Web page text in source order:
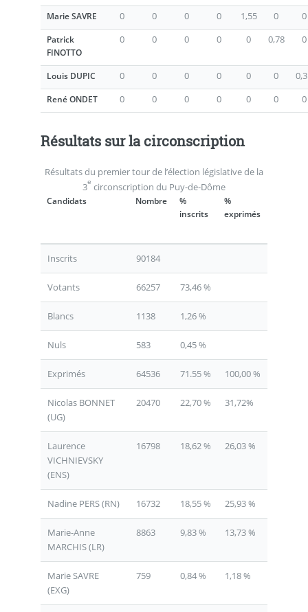
Marie SAVRE 0 0 0 0 1,55 0 0
Patrick
FINOTTO
0 0 0 0 0 0,78 0
Louis DUPIC 0 0 0 0 0 0
René ONDET 0 0 0 0 0 0 0
Résultats sur la circonscription
Résultats du premier tour de l’élection législative de la
3e circonscription du Puy-de-Dôme
Candidats Nombre
%
inscrits
%
exprimés
Inscrits 90184
Votants 66257 73,46 %
Blancs 1138 1,26 %
Nuls 583 0,45 %
Exprimés 64536 71.55 % 100,00 %
Nicolas BONNET
(UG)
20470 22,70 % 31,72%
Laurence
VICHNIEVSKY
(ENS)
16798 18,62 % 26,03 %
Nadine PERS (RN) 16732 18,55 % 25,93 %
Marie-Anne
MARCHIS (LR)
8863 9,83 % 13,73 %
Marie SAVRE
(EXG)
759 0,84 % 1,18 %